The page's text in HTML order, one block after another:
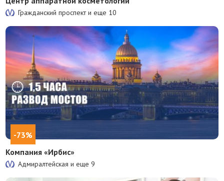
Гражданский проспект и еще 10
-73%
Компания «Ирбис»
Адмиралтейская и еще 9